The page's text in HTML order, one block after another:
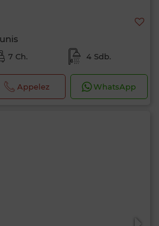
7 Ch. 4 Sdb.
Appelez WhatsApp